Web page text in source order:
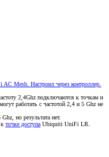
Mesh. Настроил через контроллер.
2,4Ghz подключаются к точкам и
работать с частотой 2,4 и 5 Ghz не
но результата нет.
точке доступа Ubiquiti UniFi LR.